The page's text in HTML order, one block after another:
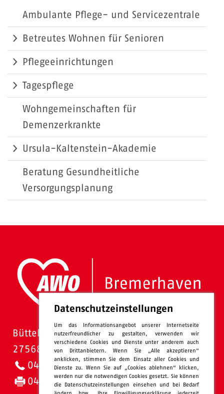
Ambulante Pflege- und Servicezentrale
Betreutes Wohnen für Senioren
Pflegeeinrichtungen
Tagespflege
Wohngemeinschaften für
Demenzerkrankte
Ursula-Kaltenstein-Akademie
Beratung Gesundheitliche
Versorgungsplanung
Bütteler Straße 1
27568 Bremerhaven
0471 - 95 47-0
0471 - 95 47-120
Datenschutzeinstellungen
Um das Informationsangebot unserer Internetseite
nutzerfreundlicher zu gestalten, verwenden wir
verschiedene Cookies und Dienste unter anderem auch
von Drittanbietern. Wenn Sie „Alle akzeptieren“
anklicken, stimmen Sie dem Einsatz aller Cookies und
Dienste zu. Wenn Sie auf „Cookies ablehnen“ klicken,
werden nur die notwendigen Cookies gesetzt. Sie können
die Datenschutzeinstellungen einsehen und bei Bedarf